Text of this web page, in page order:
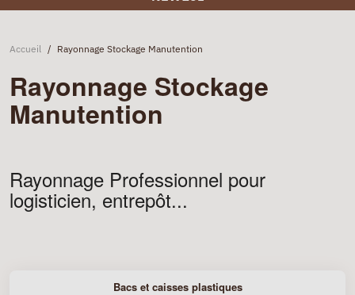
Accueil / Rayonnage Stockage Manutention
Rayonnage Stockage
Manutention
Rayonnage Professionnel pour
logisticien, entrepôt...
Bacs et caisses plastiques